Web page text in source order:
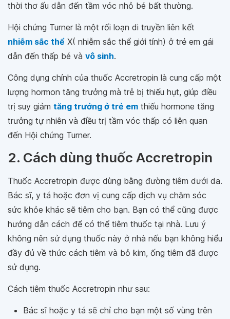
thời thơ ấu dẫn đến tầm vóc nhỏ bé bất thường.
Hội chứng Turner là một rối loạn di truyền liên kết
nhiễm sắc thể X( nhiễm sắc thể giới tính) ở trẻ em gái
dẫn đến thấp bé và vô sinh.
Công dụng chính của thuốc Accretropin là cung cấp một
lượng hormon tăng trưởng mà trẻ bị thiếu hụt, giúp điều
trị suy giảm tăng trưởng ở trẻ em thiếu hormone tăng
trưởng tự nhiên và điều trị tầm vóc thấp có liên quan
đến Hội chứng Turner.
2. Cách dùng thuốc Accretropin
Thuốc Accretropin được dùng bằng đường tiêm dưới da.
Bác sĩ, y tá hoặc đơn vị cung cấp dịch vụ chăm sóc
sức khỏe khác sẽ tiêm cho bạn. Bạn có thể cũng được
hướng dẫn cách để có thể tiêm thuốc tại nhà. Lưu ý
không nên sử dụng thuốc này ở nhà nếu bạn không hiểu
đầy đủ về thức cách tiêm và bỏ kim, ống tiêm đã được
sử dụng.
Cách tiêm thuốc Accretropin như sau:
Bác sĩ hoặc y tá sẽ chỉ cho bạn một số vùng trên